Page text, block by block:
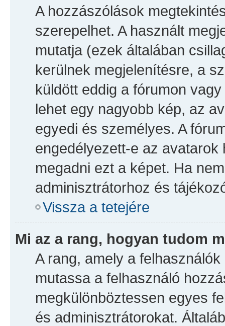
A hozzászólások
szerepelhet. A használt
mutatja (ezek általában
kerülnek megjelenítésre, a
küldött eddig a fórumon
lehet egy nagyobb kép, az
egyedi és személyes. A
engedélyezett-e az
megadni ezt a képet. Ha
adminisztrátorhoz és
Vissza a tetejére
Mi az a rang, hogyan tudom
A rang, amely a
mutassa a felhasználó
megkülönböztessen egyes
és adminisztrátorokat.